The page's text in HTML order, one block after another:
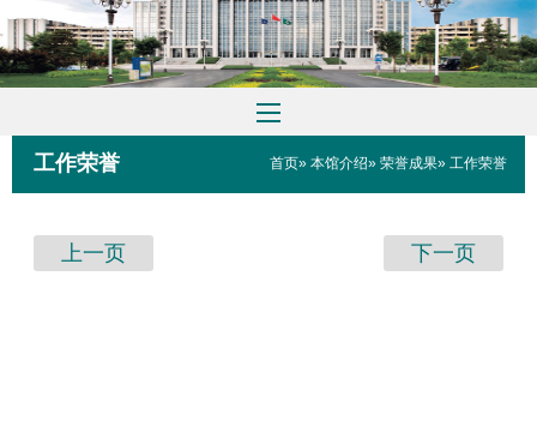
工作荣誉 首页» 本馆介绍» 荣誉成果» 工作荣誉
上一页 下一页